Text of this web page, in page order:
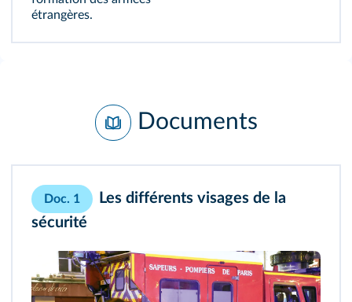
étrangères.
Documents
Doc. 1
Les différents visages de la
sécurité